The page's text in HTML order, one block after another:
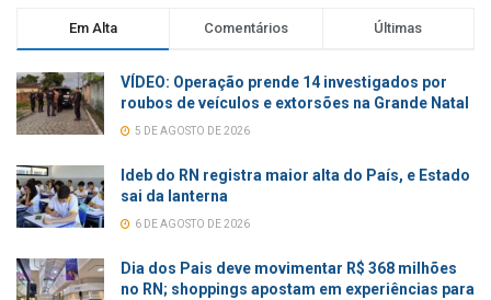
Em Alta Comentários Últimas
VÍDEO: Operação prende 14 investigados por
roubos de veículos e extorsões na Grande Natal
5 DE AGOSTO DE 2026
Ideb do RN registra maior alta do País, e Estado
sai da lanterna
6 DE AGOSTO DE 2026
Dia dos Pais deve movimentar R$ 368 milhões
no RN; shoppings apostam em experiências para